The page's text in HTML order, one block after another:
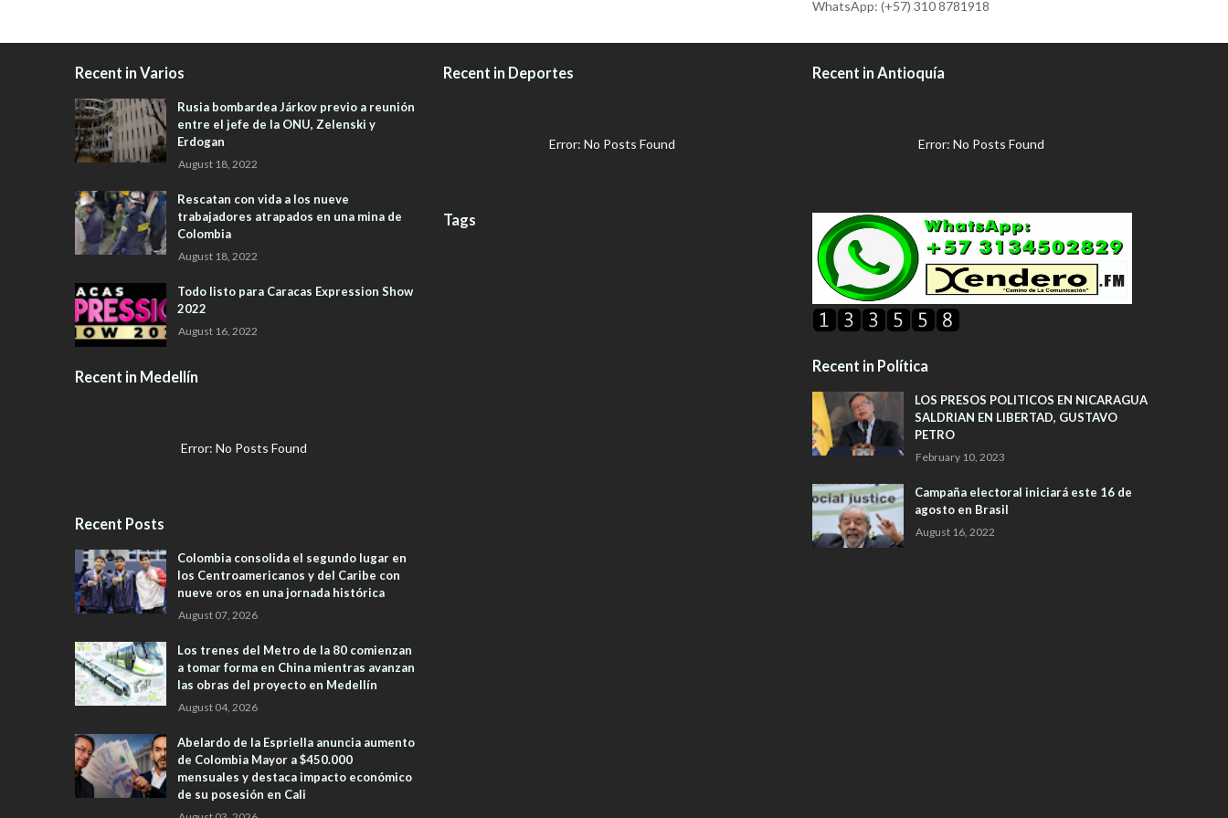
WhatsApp: (+57) 310 8781918
Recent in Varios
Rusia bombardea Járkov previo a reunión
entre el jefe de la ONU, Zelenski y
Erdogan
August 18, 2022
Rescatan con vida a los nueve
trabajadores atrapados en una mina de
Colombia
August 18, 2022
Todo listo para Caracas Expression Show
2022
August 16, 2022
Recent in Medellín
Error: No Posts Found
Recent Posts
Colombia consolida el segundo lugar en
los Centroamericanos y del Caribe con
nueve oros en una jornada histórica
August 07, 2026
Los trenes del Metro de la 80 comienzan
a tomar forma en China mientras avanzan
las obras del proyecto en Medellín
August 04, 2026
Abelardo de la Espriella anuncia aumento
de Colombia Mayor a $450.000
mensuales y destaca impacto económico
de su posesión en Cali
Recent in Deportes
Error: No Posts Found
Tags
Recent in Antioquía
Error: No Posts Found
Recent in Política
LOS PRESOS POLITICOS EN NICARAGUA
SALDRIAN EN LIBERTAD, GUSTAVO
PETRO
February 10, 2023
Campaña electoral iniciará este 16 de
agosto en Brasil
August 16, 2022